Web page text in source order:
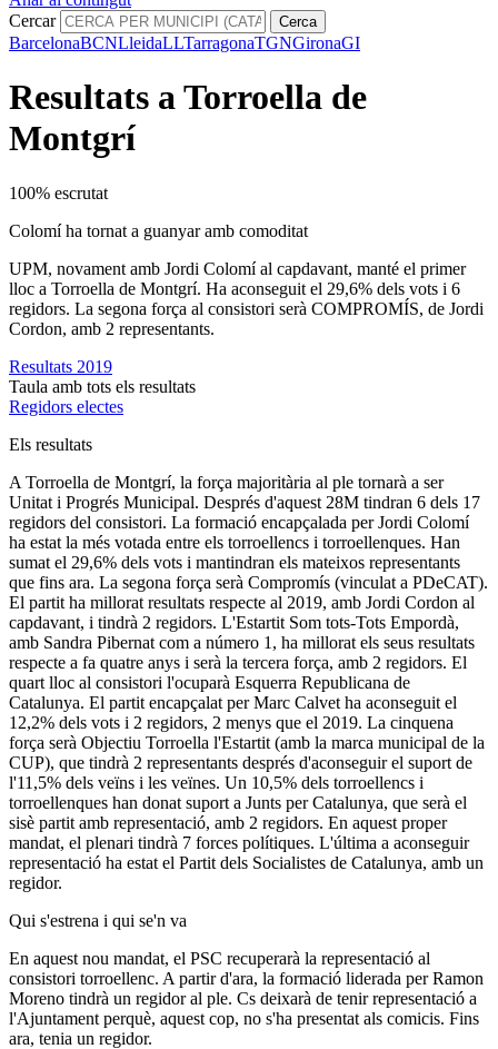
Cercar
Cerca
BarcelonaBCNLleidaLLTarragonaTGNGironaGI
Resultats a Torroella de
Montgrí
100% escrutat
Colomí ha tornat a guanyar amb comoditat
UPM, novament amb Jordi Colomí al capdavant, manté el primer
lloc a Torroella de Montgrí. Ha aconseguit el 29,6% dels vots i 6
regidors. La segona força al consistori serà COMPROMÍS, de Jordi
Cordon, amb 2 representants.
Resultats 2019
Taula amb tots els resultats
Regidors electes
Els resultats
A Torroella de Montgrí, la força majoritària al ple tornarà a ser
Unitat i Progrés Municipal. Després d'aquest 28M tindran 6 dels 17
regidors del consistori. La formació encapçalada per Jordi Colomí
ha estat la més votada entre els torroellencs i torroellenques. Han
sumat el 29,6% dels vots i mantindran els mateixos representants
que fins ara. La segona força serà Compromís (vinculat a PDeCAT).
El partit ha millorat resultats respecte al 2019, amb Jordi Cordon al
capdavant, i tindrà 2 regidors. L'Estartit Som tots-Tots Empordà,
amb Sandra Pibernat com a número 1, ha millorat els seus resultats
respecte a fa quatre anys i serà la tercera força, amb 2 regidors. El
quart lloc al consistori l'ocuparà Esquerra Republicana de
Catalunya. El partit encapçalat per Marc Calvet ha aconseguit el
12,2% dels vots i 2 regidors, 2 menys que el 2019. La cinquena
força serà Objectiu Torroella l'Estartit (amb la marca municipal de la
CUP), que tindrà 2 representants després d'aconseguir el suport de
l'11,5% dels veïns i les veïnes. Un 10,5% dels torroellencs i
torroellenques han donat suport a Junts per Catalunya, que serà el
sisè partit amb representació, amb 2 regidors. En aquest proper
mandat, el plenari tindrà 7 forces polítiques. L'última a aconseguir
representació ha estat el Partit dels Socialistes de Catalunya, amb un
regidor.
Qui s'estrena i qui se'n va
En aquest nou mandat, el PSC recuperarà la representació al
consistori torroellenc. A partir d'ara, la formació liderada per Ramon
Moreno tindrà un regidor al ple. Cs deixarà de tenir representació a
l'Ajuntament perquè, aquest cop, no s'ha presentat als comicis. Fins
ara, tenia un regidor.